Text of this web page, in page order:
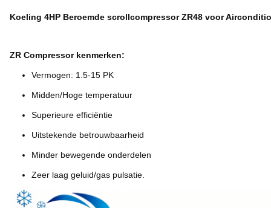
Koeling 4HP Beroemde scrollcompressor ZR48 voor
ZR Compressor kenmerken:
Vermogen: 1.5-15 PK
Midden/Hoge temperatuur
Superieure efficiëntie
Uitstekende betrouwbaarheid
Minder bewegende onderdelen
Zeer laag geluid/gas pulsatie.